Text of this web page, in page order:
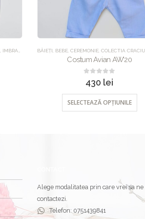
,IMBRACAMINTE , SALOPETE,SETURI, UNCATEGORIZED
UNCATEGORIZED,IMBRACAMINTE,
Pantalonul Teddy
out of 5
189 lei
SELECTEAZĂ OPȚIUNILE
Alege modalitatea prin care vrei sa ne
contactezi.
Telefon: 0751439841